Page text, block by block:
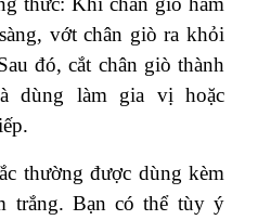
vớt chân giò ra khỏi
đó, cắt chân giò thành
dùng làm gia vị hoặc
thường được dùng kèm
trắng. Bạn có thể tùy ý